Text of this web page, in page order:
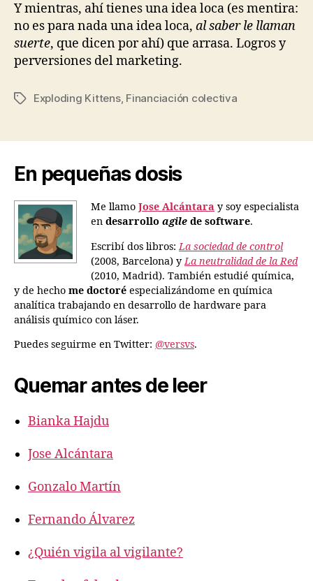
Y mientras, ahí tienes una idea loca (es mentira:
no es para nada una idea loca, al saber le llaman
suerte, que dicen por ahí) que arrasa. Logros y
perversiones del marketing.
Etiquetas
Exploding Kittens, Financiación colectiva
En pequeñas dosis
Me llamo Jose Alcántara y soy especialista
en desarrollo agile de software.
Escribí dos libros:La sociedad de control
(2008, Barcelona) yLa neutralidad de la Red
(2010, Madrid). También estudié química,
y de hecho me doctoré especializándome en química
analítica trabajando en desarrollo de hardware para
análisis químico con láser.
Puedes seguirme en Twitter: @versvs.
Quemar antes de leer
Bianka Hajdu
Jose Alcántara
Gonzalo Martín
Fernando Álvarez
¿Quién vigila al vigilante?